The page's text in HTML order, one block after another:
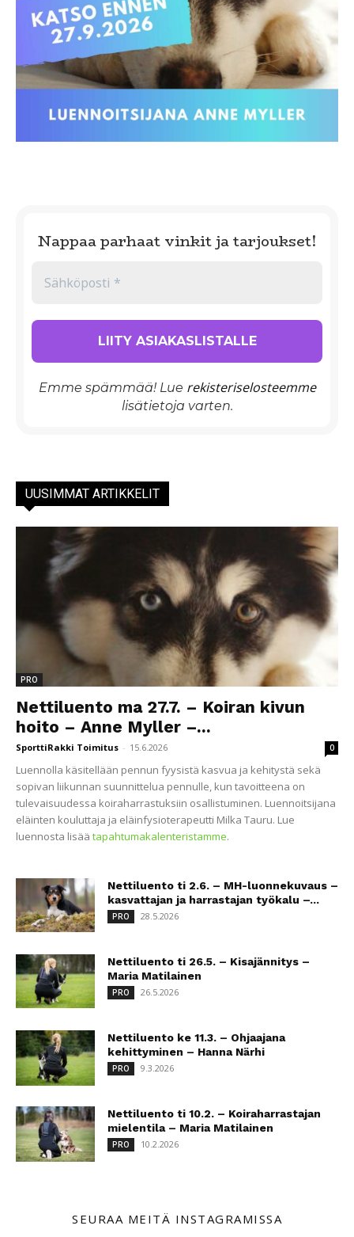
Nappaa parhaat vinkit ja tarjoukset!
Emme spämmää! Lue rekisteriselosteemme
lisätietoja varten.
UUSIMMAT ARTIKKELIT
PRO
Nettiluento ma 27.7. – Koiran kivun
hoito – Anne Myller –...
SporttiRakki Toimitus - 15.6.2026 0
Luennolla käsitellään pennun fyysistä kasvua ja kehitystä sekä
sopivan liikunnan suunnittelua pennulle, kun tavoitteena on
tulevaisuudessa koiraharrastuksiin osallistuminen. Luennoitsijana
eläinten kouluttaja ja eläinfysioterapeutti Milka Tauru. Lue
luennosta lisää tapahtumakalenteristamme.
Nettiluento ti 2.6. – MH-luonnekuvaus –
kasvattajan ja harrastajan työkalu –...
PRO 28.5.2026
Nettiluento ti 26.5. – Kisajännitys –
Maria Matilainen
PRO 26.5.2026
Nettiluento ke 11.3. – Ohjaajana
kehittyminen – Hanna Närhi
PRO 9.3.2026
Nettiluento ti 10.2. – Koiraharrastajan
mielentila – Maria Matilainen
PRO 10.2.2026
SEURAA MEITÄ INSTAGRAMISSA